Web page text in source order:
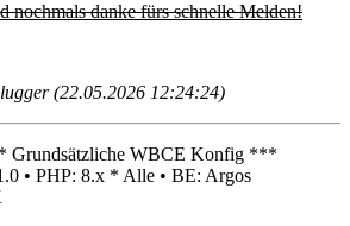
nochmals danke fürs schnelle Melden!
(22.05.2026 12:24:24)
WBCE Konfig ***
• PHP: 8.x * Alle • BE: Argos